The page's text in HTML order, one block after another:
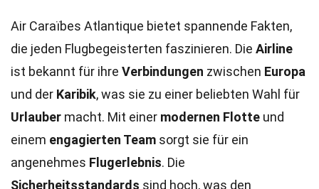
Air Caraïbes Atlantique bietet spannende Fakten,
die jeden Flugbegeisterten faszinieren. Die Airline
ist bekannt für ihre Verbindungen zwischen Europa
und der Karibik, was sie zu einer beliebten Wahl für
Urlauber macht. Mit einer modernen Flotte und
einem engagierten Team sorgt sie für ein
angenehmes Flugerlebnis. Die
Sicherheitsstandards sind hoch, was den